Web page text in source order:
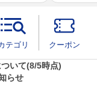
テゴリ クーポン
いて(8/5時点)
らせ